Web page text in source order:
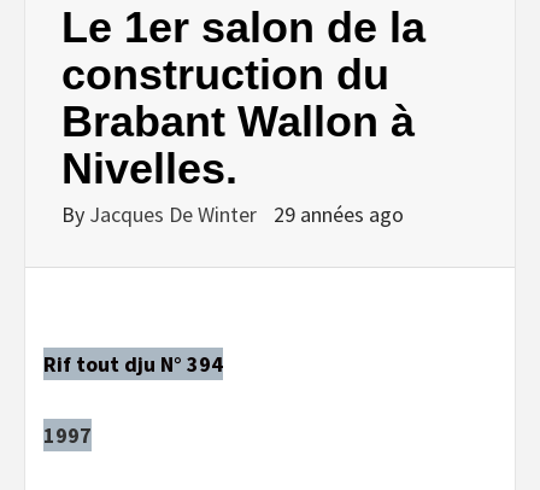
Le 1er salon de la
construction du
Brabant Wallon à
Nivelles.
By Jacques De Winter 29 années ago
Rif tout dju N° 394
1997